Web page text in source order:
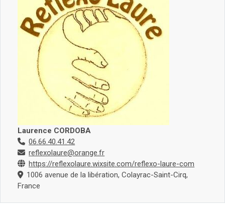
Laurence CORDOBA
06.66.40.41.42
reflexolaure@orange.fr
https://reflexolaure.wixsite.com/reflexo-laure-com
1006 avenue de la libération, Colayrac-Saint-Cirq,
France